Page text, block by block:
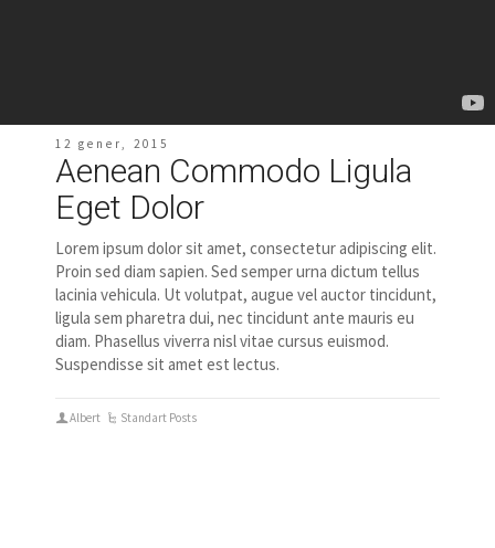
12 gener, 2015
Aenean Commodo Ligula
Eget Dolor
Lorem ipsum dolor sit amet, consectetur adipiscing elit.
Proin sed diam sapien. Sed semper urna dictum tellus
lacinia vehicula. Ut volutpat, augue vel auctor tincidunt,
ligula sem pharetra dui, nec tincidunt ante mauris eu
diam. Phasellus viverra nisl vitae cursus euismod.
Suspendisse sit amet est lectus.
Albert Standart Posts